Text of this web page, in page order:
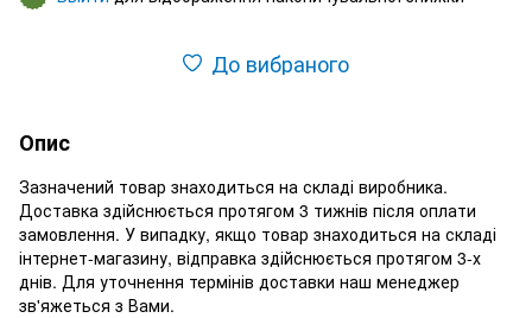
До вибраного
Опис
Зазначений товар знаходиться на складі виробника.
Доставка здійснюється протягом 3 тижнів після оплати
замовлення. У випадку, якщо товар знаходиться на складі
інтернет-магазину, відправка здійснюється протягом 3-х
днів. Для уточнення термінів доставки наш менеджер
зв'яжеться з Вами.